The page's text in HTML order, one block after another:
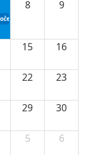
stipendijama za
vodne infrastrukture u
izgradnje nove
8 9
15 16
22 23
29 30
5 6